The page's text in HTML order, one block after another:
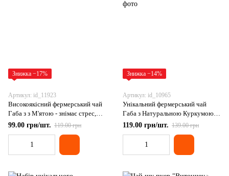
Знижка −17%
Артикул: id_11923
Високоякісний фермерський чай
Габа з з М'ятою - знімає стрес,
заспокоює та нормалізує сон 6-8г,
99.00 грн/шт. 119.00 грн
Знижка −14%
Артикул: id_10965
Унікальний фермерський чай
Габа з Натуральною Куркумою -
заспокоює, нормалізує сон,
119.00 грн/шт. 139.00 грн